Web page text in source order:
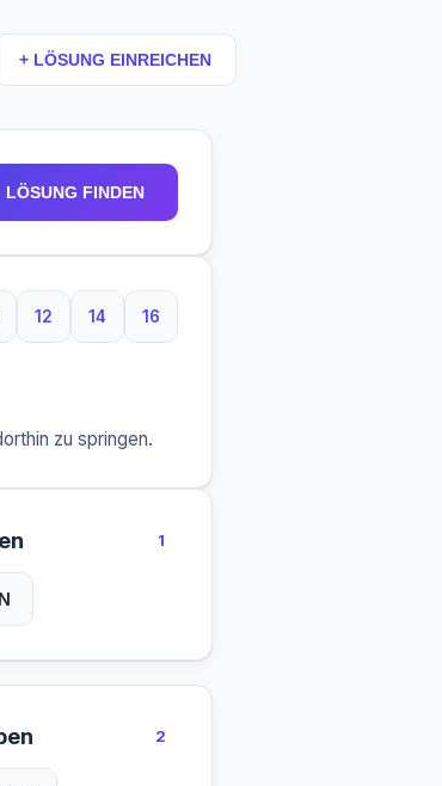
+ LÖSUNG EINREICHEN
LÖSUNG FINDEN
Buchstaben
12
12 Buchstaben
14
14 Buchstaben
16
16 Buchstaben
zu springen.
1
2